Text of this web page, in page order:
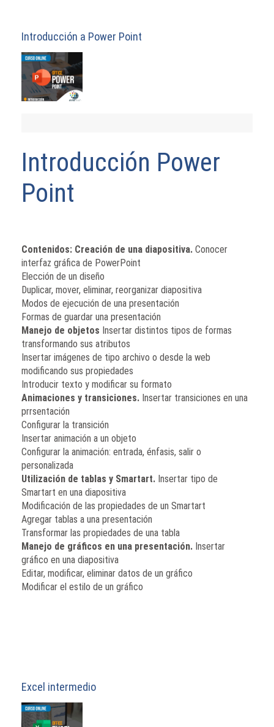
Introducción a Power Point
Introducción Power
Point
Contenidos: Creación de una diapositiva. Conocer
interfaz gráfica de PowerPoint
Elección de un diseño
Duplicar, mover, eliminar, reorganizar diapositiva
Modos de ejecución de una presentación
Formas de guardar una presentación
Manejo de objetos Insertar distintos tipos de formas
transformando sus atributos
Insertar imágenes de tipo archivo o desde la web
modificando sus propiedades
Introducir texto y modificar su formato
Animaciones y transiciones. Insertar transiciones en una
prrsentación
Configurar la transición
Insertar animación a un objeto
Configurar la animación: entrada, énfasis, salir o
personalizada
Utilización de tablas y Smartart. Insertar tipo de
Smartart en una diapositiva
Modificación de las propiedades de un Smartart
Agregar tablas a una presentación
Transformar las propiedades de una tabla
Manejo de gráficos en una presentación. Insertar
gráfico en una diapositiva
Editar, modificar, eliminar datos de un gráfico
Modificar el estilo de un gráfico
Excel intermedio